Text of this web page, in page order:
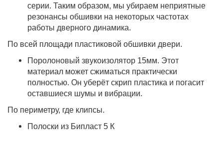
серии. Таким образом, мы убираем неприятные
резонансы обшивки на некоторых частотах
работы дверного динамика.
По всей площади пластиковой обшивки двери.
Поролоновый звукоизолятор 15мм. Этот
материал может сжиматься практически
полностью. Он уберёт скрип пластика и погасит
оставшиеся шумы и вибрации.
По периметру, где клипсы.
Полоски из Бипласт 5 К